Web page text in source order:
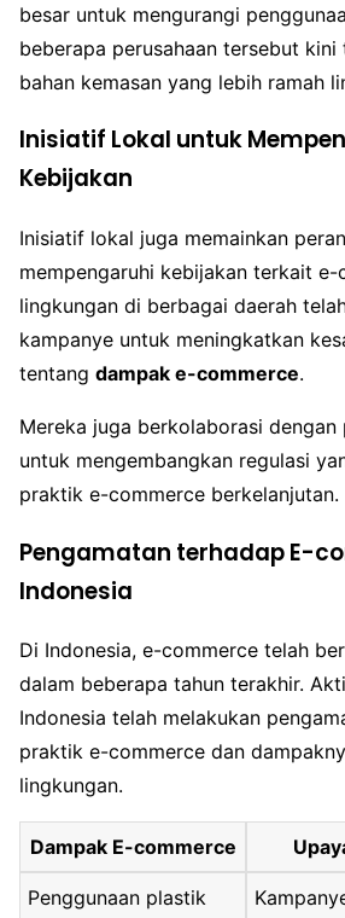
besar untuk mengurangi
beberapa perusahaan tersebut kini
bahan kemasan yang lebih ramah
Inisiatif Lokal untuk
Kebijakan
Inisiatif lokal juga memainkan
mempengaruhi kebijakan terkait
lingkungan di berbagai daerah
kampanye untuk meningkatkan
tentang dampak e-commerce.
Mereka juga berkolaborasi dengan
untuk mengembangkan regulasi
praktik e-commerce berkelanjutan.
Pengamatan terhadap E-
Indonesia
Di Indonesia, e-commerce telah
dalam beberapa tahun terakhir.
Indonesia telah melakukan
praktik e-commerce dan
lingkungan.
Dampak E-commerce
Penggunaan plastik